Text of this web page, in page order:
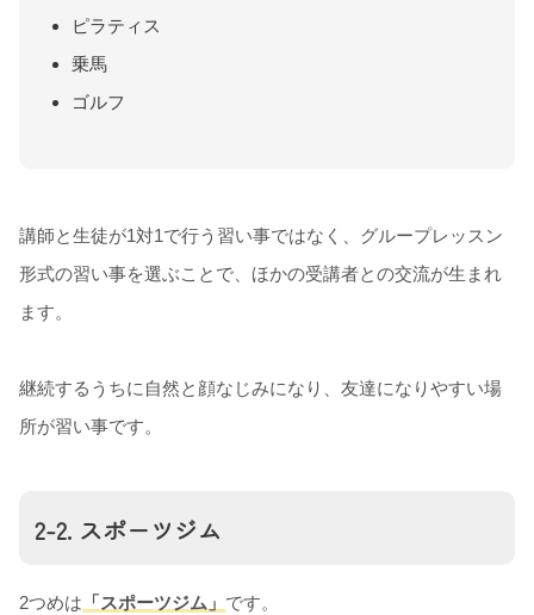
ピラティス
乗馬
ゴルフ
講師と生徒が1対1で行う習い事ではなく、グループレッスン
形式の習い事を選ぶことで、ほかの受講者との交流が生まれ
ます。
継続するうちに自然と顔なじみになり、友達になりやすい場
所が習い事です。
2-2. スポーツジム
2つめは 「スポーツジム」 です。